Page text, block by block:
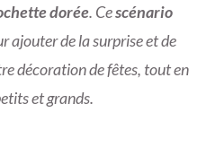
dorée. Cescénario
ajouter de la surprise et de
décoration de fêtes, tout en
et grands.